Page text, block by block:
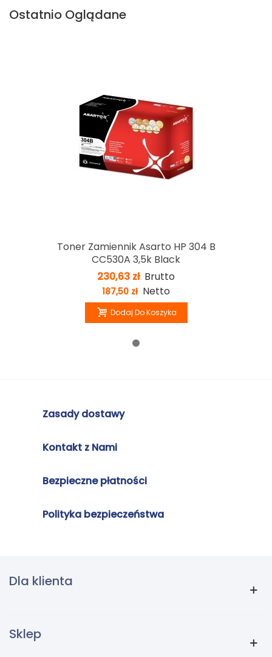
Ostatnio Oglądane
Toner Zamiennik Asarto HP 304 B
CC530A 3,5k Black
230,63 zł Brutto
187,50 zł Netto
Dodaj Do Koszyka
Zasady dostawy
Kontakt z Nami
Bezpieczne płatności
Polityka bezpieczeństwa
Dla klienta
Sklep